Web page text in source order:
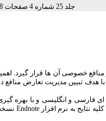
جلد 25 شماره 4 صفحات 478-467
خصوصی آن ها قرار گیرد.
تبیین مدیریت تعارض منافع
فارسی و انگلیسی و با بهره